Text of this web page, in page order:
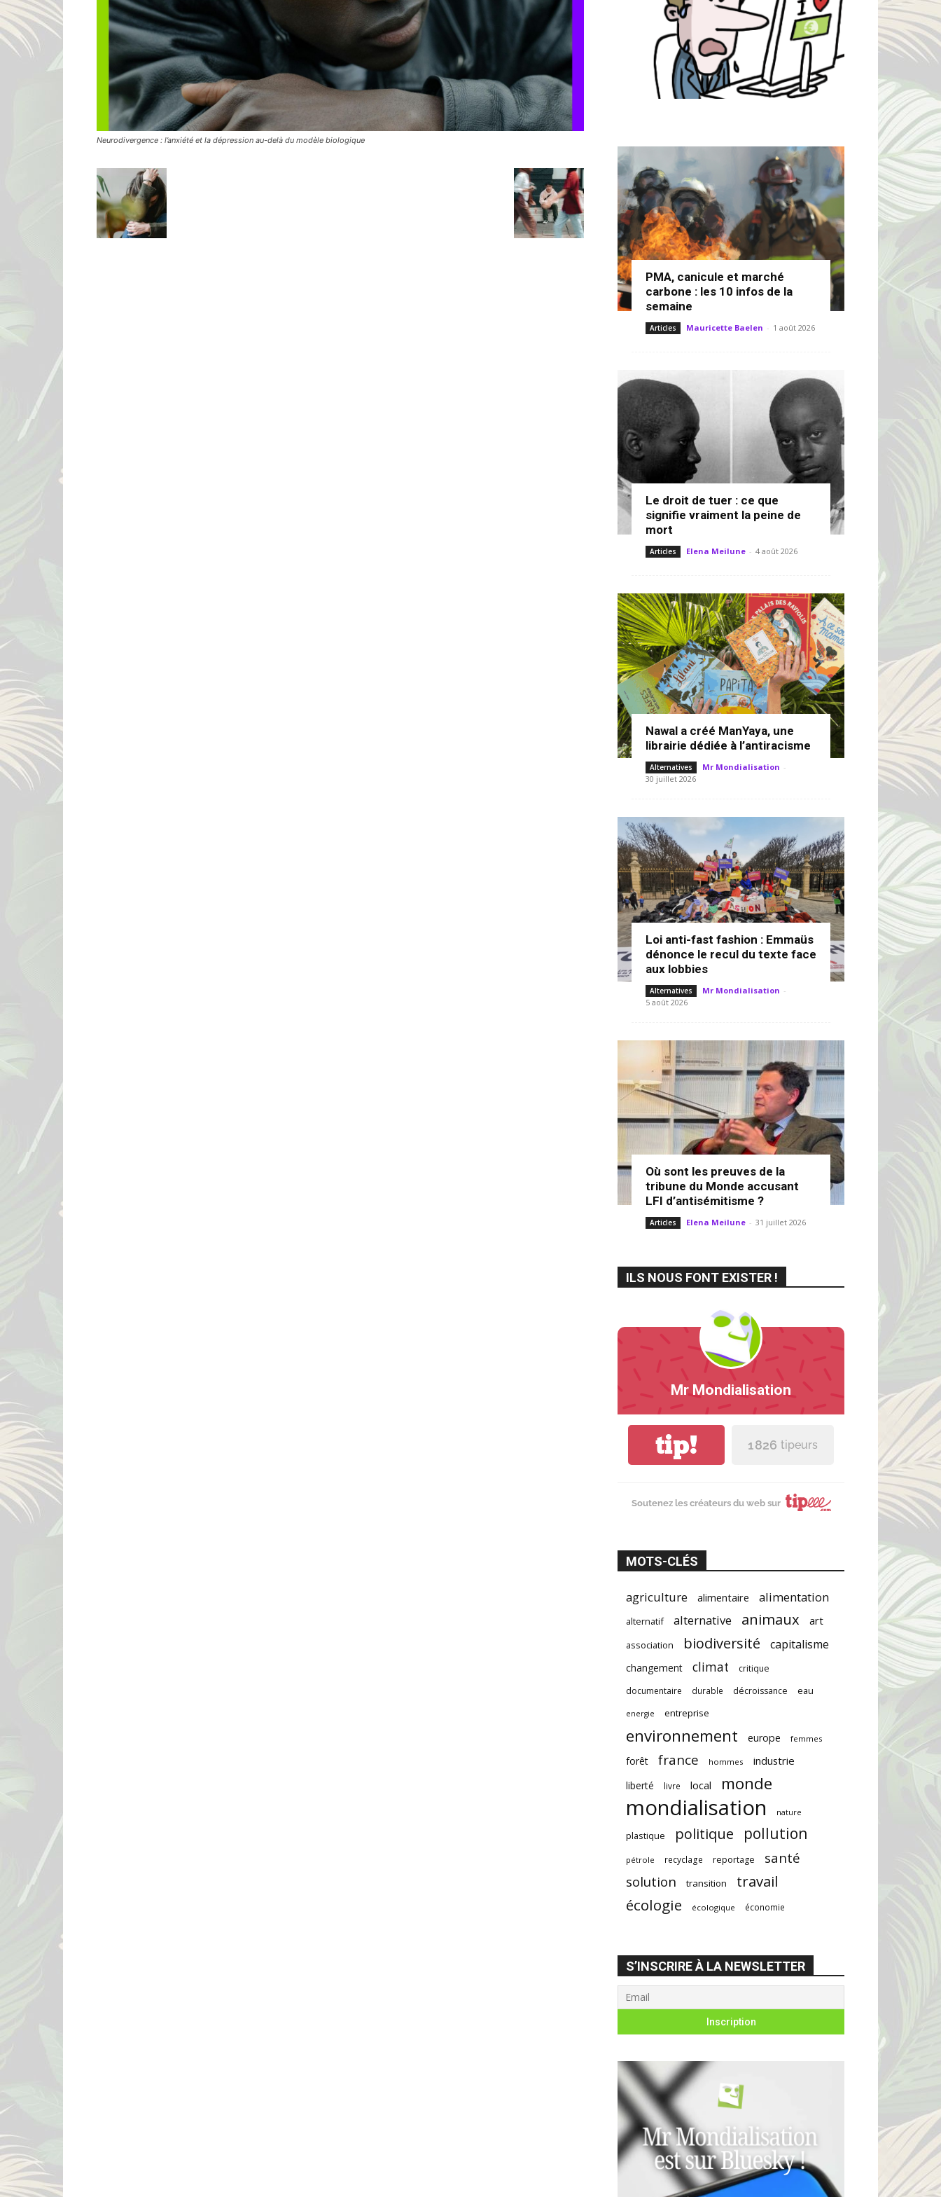
Neurodivergence : l’anxiété et la dépression au-delà du modèle biologique
PMA, canicule et marché
carbone : les 10 infos de la
semaine
Articles Mauricette Baelen - 1 août 2026
Le droit de tuer : ce que
signifie vraiment la peine de
mort
Articles Elena Meilune - 4 août 2026
Nawal a créé ManYaya, une
librairie dédiée à l’antiracisme
Alternatives Mr Mondialisation -
30 juillet 2026
Loi anti-fast fashion : Emmaüs
dénonce le recul du texte face
aux lobbies
Alternatives Mr Mondialisation -
5 août 2026
Où sont les preuves de la
tribune du Monde accusant
LFI d’antisémitisme ?
Articles Elena Meilune - 31 juillet 2026
ILS NOUS FONT EXISTER !
Mr Mondialisation
tip! 1 826 tipeurs
Soutenez les créateurs du web sur
MOTS-CLÉS
agriculture alimentaire alimentation
alternatif alternative animaux art
association biodiversité capitalisme
changement climat
critique
documentaire
durable décroissance eau
energie entreprise
environnement europe femmes
forêt france hommes industrie
liberté livre local monde
mondialisation nature
plastique politique pollution
pétrole recyclage reportage
santé
solution
transition
travail
écologie
écologique économie
S’INSCRIRE À LA NEWSLETTER